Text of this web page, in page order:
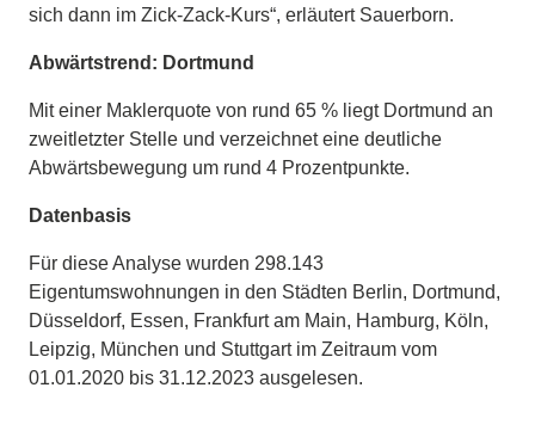
sich dann im Zick-Zack-Kurs“, erläutert Sauerborn.
Abwärtstrend: Dortmund
Mit einer Maklerquote von rund 65 % liegt Dortmund an
zweitletzter Stelle und verzeichnet eine deutliche
Abwärtsbewegung um rund 4 Prozentpunkte.
Datenbasis
Für diese Analyse wurden 298.143
Eigentumswohnungen in den Städten Berlin, Dortmund,
Düsseldorf, Essen, Frankfurt am Main, Hamburg, Köln,
Leipzig, München und Stuttgart im Zeitraum vom
01.01.2020 bis 31.12.2023 ausgelesen.